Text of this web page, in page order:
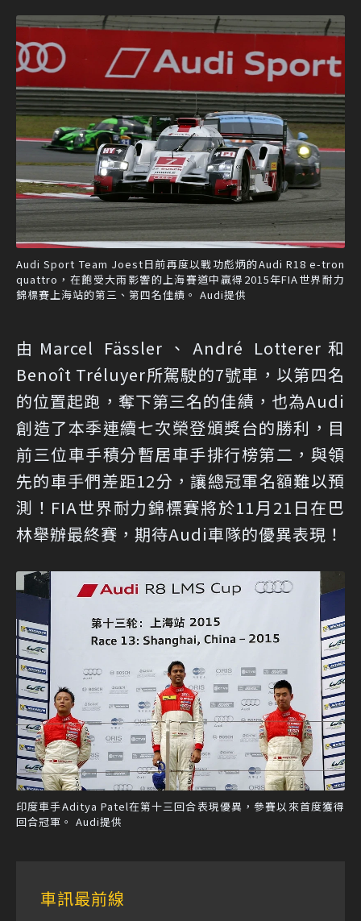
Audi Sport Team Joest日前再度以戰功彪炳的Audi R18 e-tron
quattro，在飽受大雨影響的上海賽道中贏得2015年FIA世界耐力
錦標賽上海站的第三、第四名佳績。 Audi提供
由Marcel Fässler、André Lotterer和
Benoît Tréluyer所駕駛的7號車，以第四名
的位置起跑，奪下第三名的佳績，也為Audi
創造了本季連續七次榮登頒獎台的勝利，目
前三位車手積分暫居車手排行榜第二，與領
先的車手們差距12分，讓總冠軍名額難以預
測！FIA世界耐力錦標賽將於11月21日在巴
林舉辦最終賽，期待Audi車隊的優異表現！
印度車手Aditya Patel在第十三回合表現優異，參賽以來首度獲得
回合冠軍。 Audi提供
車訊最前線